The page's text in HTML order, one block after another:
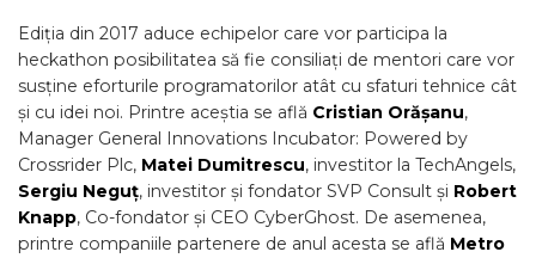
Ediția din 2017 aduce echipelor care vor participa la
heckathon posibilitatea să fie consiliați de mentori care vor
susține eforturile programatorilor atât cu sfaturi tehnice cât
și cu idei noi. Printre aceștia se află Cristian Orășanu,
Manager General Innovations Incubator: Powered by
Crossrider Plc, Matei Dumitrescu, investitor la TechAngels,
Sergiu Neguț, investitor și fondator SVP Consult și Robert
Knapp, Co-fondator și CEO CyberGhost. De asemenea,
printre companiile partenere de anul acesta se află Metro